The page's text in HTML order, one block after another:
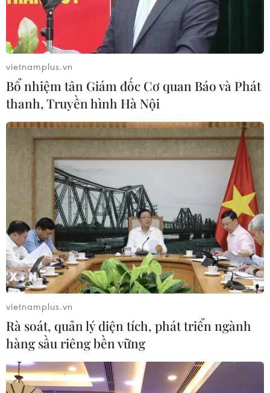
#Rơi máy bay #Máy bay du lịch #Thiệt mạng
Theo dõi VietnamPlus
TIN LIÊN QUAN
Rơi máy bay tiêm kích, hai phi công Saudi
vietnamplus.vn
Bổ nhiệm tân Giám đốc Cơ quan Báo và Phát
thanh, Truyền hình Hà Nội
vietnamplus.vn
Rà soát, quản lý diện tích, phát triển ngành
hàng sầu riêng bền vững